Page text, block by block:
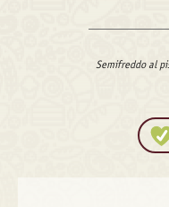
Semifreddo al